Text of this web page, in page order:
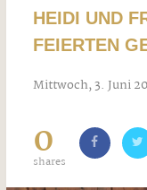
HEIDI UND
FEIERTEN
Mittwoch, 3. Juni
0
shares